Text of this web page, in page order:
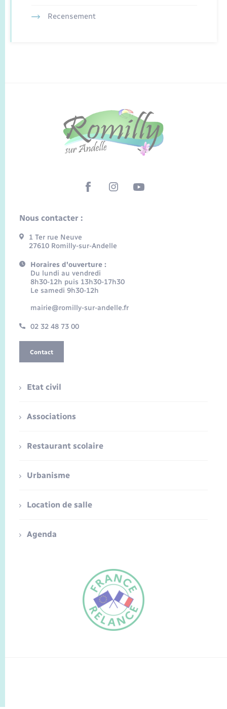
FR
Recensement
Nous contacter :
1 Ter rue Neuve
27610 Romilly-sur-Andelle
Horaires d'ouverture :
Du lundi au vendredi
8h30-12h puis 13h30-17h30
Le samedi 9h30-12h
mairie@romilly-sur-andelle.fr
02 32 48 73 00
Contact
Etat civil
Associations
Restaurant scolaire
Urbanisme
Location de salle
Agenda